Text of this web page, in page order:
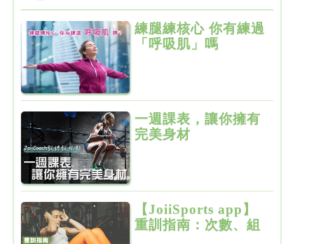
練腿練核心 你有練過
「呼吸肌」嗎
一週課表，讓你擁有
完美身材
【JoiiSports app】
重訓指南：次數、組